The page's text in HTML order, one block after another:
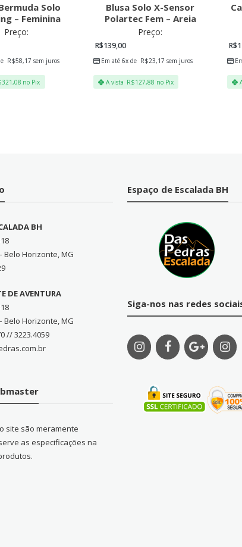
Solo
– Feminina
Preço:
R$58,17 sem juros
321,08 no Pix
Blusa Solo X-Sensor
Polartec Fem – Areia
Preço:
R$139,00
Em até 6x de R$23,17 sem juros
A vista R$127,88 no Pix
R$
BH
Belo Horizonte, MG
DE AVENTURA
Belo Horizonte, MG
// 3223.4059
site são meramente
as especificações na
Espaço de Escalada BH
Siga-nos nas redes